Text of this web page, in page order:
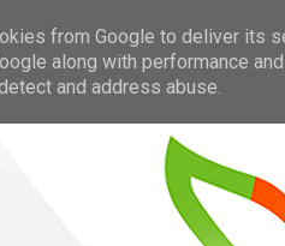
from Google to deliver its
along with performance
and address abuse.